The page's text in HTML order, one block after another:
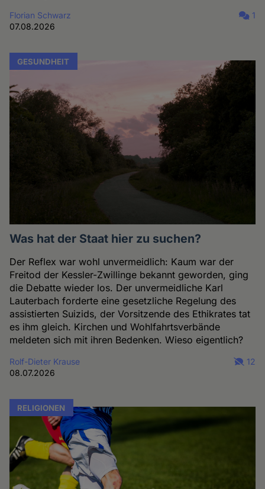
Florian Schwarz
07.08.2026
1
GESUNDHEIT
Was hat der Staat hier zu suchen?
Der Reflex war wohl unvermeidlich: Kaum war der
Freitod der Kessler-Zwillinge bekannt geworden, ging
die Debatte wieder los. Der unvermeidliche Karl
Lauterbach forderte eine gesetzliche Regelung des
assistierten Suizids, der Vorsitzende des Ethikrates tat
es ihm gleich. Kirchen und Wohlfahrtsverbände
meldeten sich mit ihren Bedenken. Wieso eigentlich?
Rolf-Dieter Krause
08.07.2026
12
RELIGIONEN